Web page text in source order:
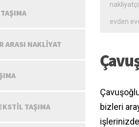
evden
bizleri
ARASI NAKLIYAT
TAŞIMA